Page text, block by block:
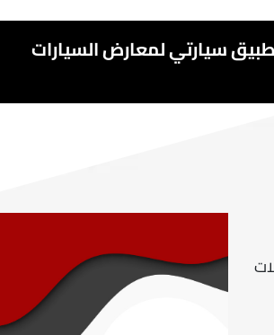
سيارتي لمعارض السيارات